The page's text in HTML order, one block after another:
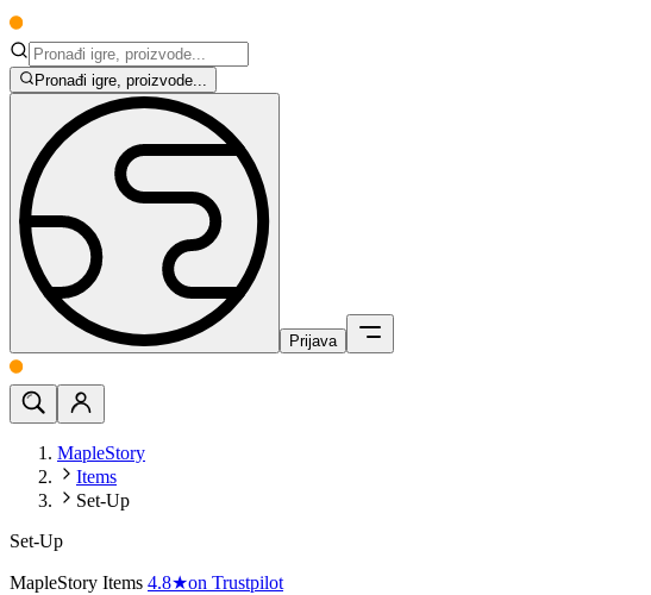
Pronađi igre, proizvode...
Prijava
MapleStory
Items
Set-Up
Set-Up
MapleStory Items 4.8★on Trustpilot